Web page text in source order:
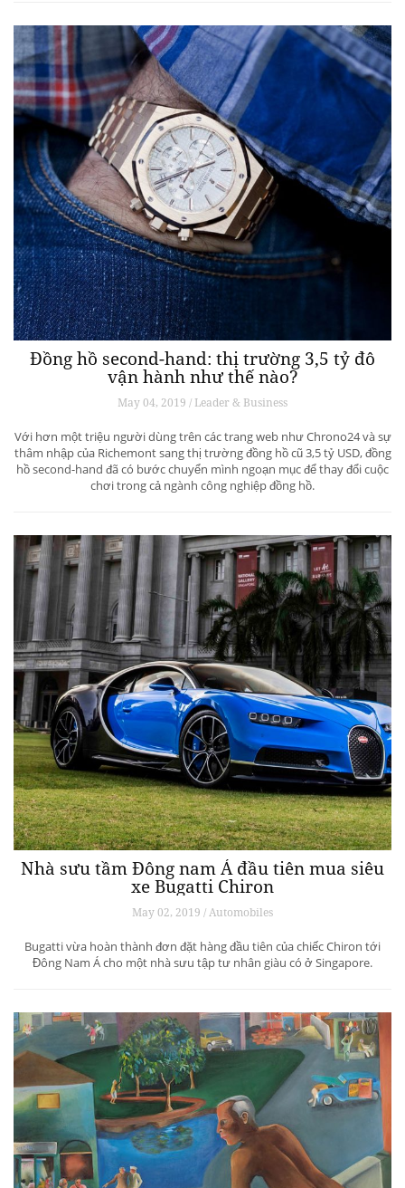
Đồng hồ second-hand: thị trường 3,5 tỷ đô
vận hành như thế nào?
May 04, 2019 / Leader & Business
Với hơn một triệu người dùng trên các trang web như Chrono24 và sự
thâm nhập của Richemont sang thị trường đồng hồ cũ 3,5 tỷ USD, đồng
hồ second-hand đã có bước chuyển mình ngoạn mục để thay đổi cuộc
chơi trong cả ngành công nghiệp đồng hồ.
Nhà sưu tầm Đông nam Á đầu tiên mua siêu
xe Bugatti Chiron
May 02, 2019 / Automobiles
Bugatti vừa hoàn thành đơn đặt hàng đầu tiên của chiếc Chiron tới
Đông Nam Á cho một nhà sưu tập tư nhân giàu có ở Singapore.